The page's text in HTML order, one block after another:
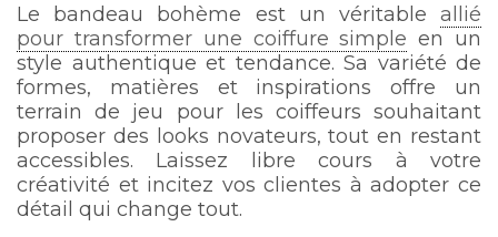
Le bandeau bohème est un véritable allié
pour transformer une coiffure simple en un
style authentique et tendance. Sa variété de
formes, matières et inspirations offre un
terrain de jeu pour les coiffeurs souhaitant
proposer des looks novateurs, tout en restant
accessibles. Laissez libre cours à votre
créativité et incitez vos clientes à adopter ce
détail qui change tout.